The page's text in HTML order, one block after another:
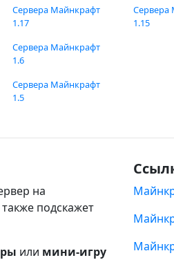
Сервера Майнкрафт
1.17
Сервера
1.15
Сервера Майнкрафт
1.6
Сервера Майнкрафт
1.5
на
также подскажет
или мини-игру